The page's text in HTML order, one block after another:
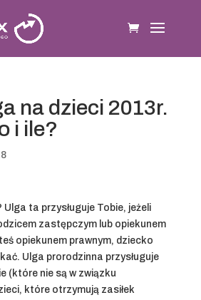
na dzieci 2013r.
i ile?
Ulga ta przysługuje Tobie, jeżeli
zastępczym lub opiekunem
opiekunem prawnym, dziecko
Ulga prorodzinna przysługuje
(które nie są w związku
które otrzymują zasiłek